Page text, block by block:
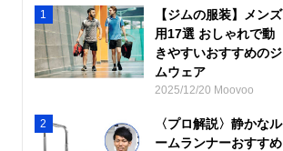
1
【ジムの服装】メンズ
用17選 おしゃれで動
きやすいおすすめのジ
ムウェア
2025/12/20 Moovoo
2
〈プロ解説〉静かなル
ームランナーおすすめ